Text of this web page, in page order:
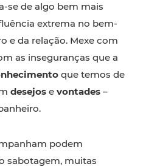
se de algo bem mais
extrema no bem-
e da relação. Mexe com
as inseguranças que a
que temos de
desejos e vontades –
podem
sabotagem, muitas